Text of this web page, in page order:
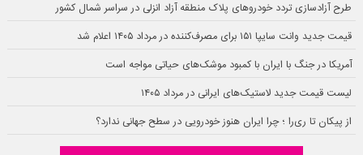
طرح آزادسازی تردد خودروهای پلاک منطقه آزاد انزلی در سراسر شمال کشور
قیمت جدید وانت سایپا ۱۵۱ برای مصرف‌کننده در مرداد ۱۴۰۵ اعلام شد
آمریکا در جنگ با ایران با کمبود موشک‌های حیاتی مواجه است
لیست قیمت جدید لاستیک‌های ایرانی در مرداد ۱۴۰۵
از پیکان تا ری‌را ؛ چرا ایران هنوز خودرویی در سطح جهانی ندارد؟